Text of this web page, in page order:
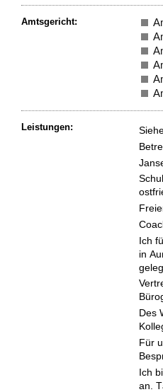
Amtsgericht:
Leistungen:
Ich
in
Des
Für
Ich
an.